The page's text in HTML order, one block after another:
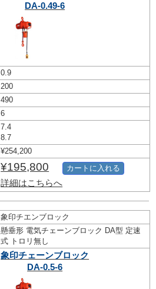
DA-0.49-6
0.9
200
490
6
7.4
8.7
¥254,200
¥195,800
詳細はこちらへ
カートに入れる
象印チエンブロック
懸垂形 電気チェーンブロック DA型 定速
式 トロリ無し
象印チェーンブロック
DA-0.5-6